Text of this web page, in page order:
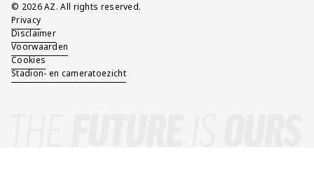
Overig
© 2026 AZ. All rights reserved.
Privacy
Disclaimer
Voorwaarden
Cookies
Stadion- en cameratoezicht